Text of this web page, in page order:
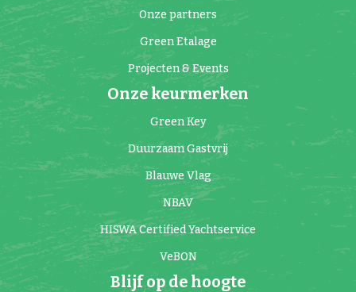
Onze partners
Green Etalage
Projecten & Events
Onze keurmerken
Green Key
Duurzaam Gastvrij
Blauwe Vlag
NBAV
HISWA Certified Yachtservice
VeBON
Blijf op de hoogte